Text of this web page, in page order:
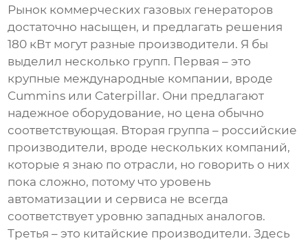
Рынок коммерческих газовых генераторов
достаточно насыщен, и предлагать решения
180 кВт могут разные производители. Я бы
выделил несколько групп. Первая – это
крупные международные компании, вроде
Cummins или Caterpillar. Они предлагают
надежное оборудование, но цена обычно
соответствующая. Вторая группа – российские
производители, вроде нескольких компаний,
которые я знаю по отрасли, но говорить о них
пока сложно, потому что уровень
автоматизации и сервиса не всегда
соответствует уровню западных аналогов.
Третья – это китайские производители. Здесь